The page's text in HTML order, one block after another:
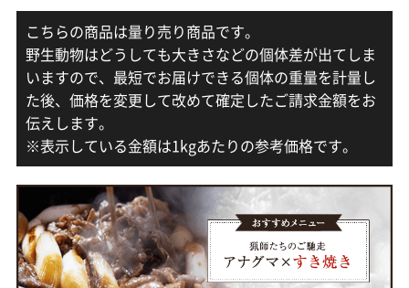
こちらの商品は量り売り商品です。
野生動物はどうしても大きさなどの個体差が出てしま
いますので、最短でお届けできる個体の重量を計量し
た後、価格を変更して改めて確定したご請求金額をお
伝えします。
※表示している金額は1kgあたりの参考価格です。